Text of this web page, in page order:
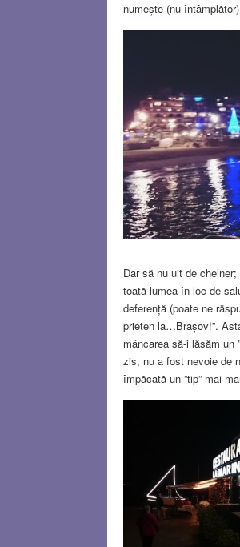
numește (nu
Dar să nu uit de
toată lumea în loc de
deferență (poate ne
prieten la…Brașov!”.
mâncarea să-i lăsăm un
zis, nu a fost nevoie de
împăcată un ”tip” mai